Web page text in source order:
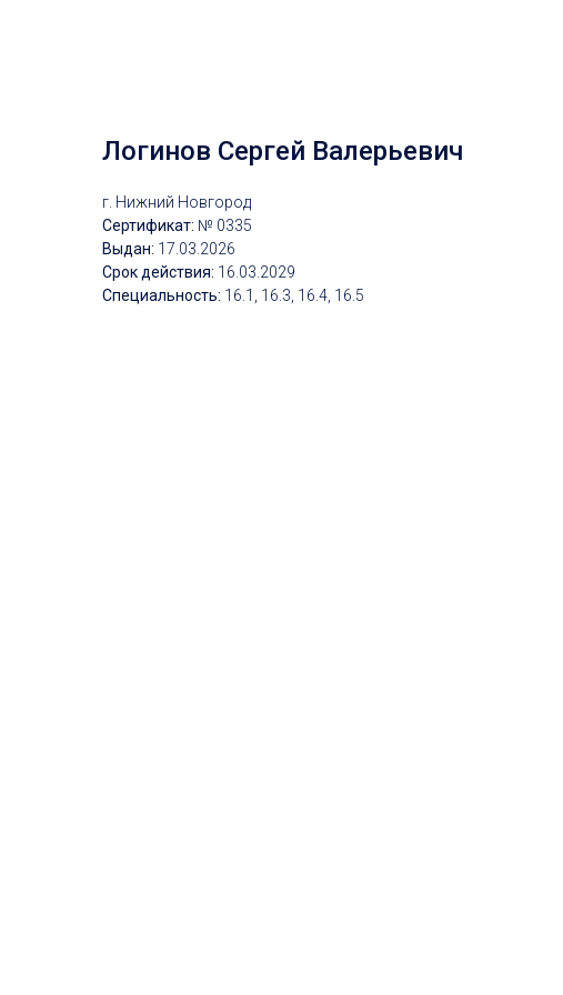
Логинов Сергей Валерьевич
г. Нижний Новгород
Сертификат: № 0335
Выдан: 17.03.2026
Срок действия: 16 .03.2029
Специальность: 16.1, 16.3, 16.4, 16.5